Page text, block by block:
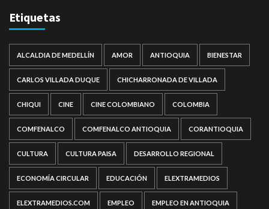
Etiquetas
ALCALDIA DE MEDELLÍN AMOR ANTIOQUIA BIENESTAR
CARLOS VILLADA DUQUE CHICHARRONADA DE VILLADA
CHIQUI CINE CINE COLOMBIANO COLOMBIA
COMFENALCO COMFENALCO ANTIOQUIA CORANTIOQUIA
CULTURA CULTURA PAISA DESARROLLO REGIONAL
ECONOMÍA CIRCULAR EDUCACIÓN ELEXTRAMEDIOS
ELEXTRAMEDIOS.COM EMPLEO EMPLEO EN ANTIOQUIA